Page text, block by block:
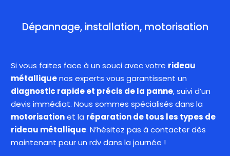
Dépannage, installation, motorisation
Si vous faites face à un souci avec votre rideau
métalliquenos experts vous garantissent un
diagnostic rapide et précis de la panne, suivi d’un
devis immédiat. Nous sommes spécialisés dans la
motorisationet la réparation de tous les types de
rideau métallique. N’hésitez pas à contacter dès
maintenant pour un rdv dans la journée !